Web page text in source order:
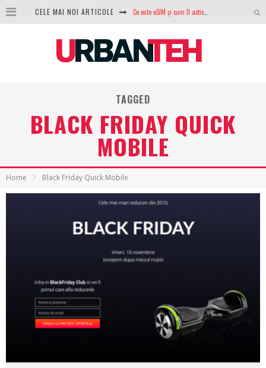
CELE MAI NOI ARTICOLE
100 GB de internet mobil gratuit de la Orange. Fără contract, fără acte și fără obligații
GTA VI poate fi precomandat oficial. Rockstar dezvăluie edițiile oficiale și bonusurile pe care le primești
TAGGED
BLACK FRIDAY QUICK
MOBILE
Home Black Friday Quick Mobile